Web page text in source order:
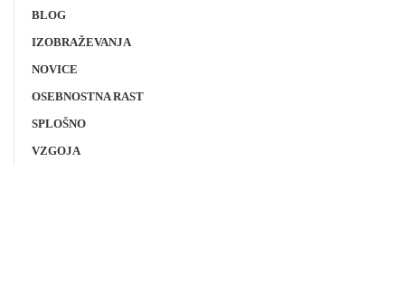
BLOG
IZOBRAŽEVANJA
NOVICE
OSEBNOSTNA RAST
SPLOŠNO
VZGOJA